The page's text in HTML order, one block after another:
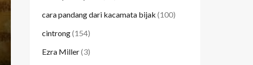
cara pandang dari kacamata bijak (100)
cintrong(154)
Ezra Miller(3)